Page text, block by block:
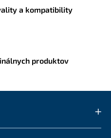
a kompatibility
produktov